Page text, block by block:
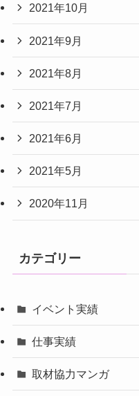
2021年10月
2021年9月
2021年8月
2021年7月
2021年6月
2021年5月
2020年11月
カテゴリー
イベント実績
仕事実績
取材協力マンガ